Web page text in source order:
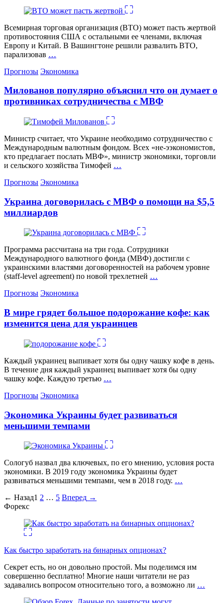
Всемирная торговая организация (ВТО) может пасть жертвой
противостояния США с остальными ее членами, включая
Европу и Китай. В Вашингтоне решили развалить ВТО,
парализовав …
Категории
Прогнозы Экономика
Милованов популярно объяснил что он думает о
противниках сотрудничества с МВФ
Министр считает, что Украине необходимо сотрудничество с
Международным валютным фондом. Всех «не-ээкономистов,
кто предлагает послать МВФ», министр экономики, торговли
и сельского хозяйства Тимофей …
Категории
Прогнозы Экономика
Украина договорилась с МВФ о помощи на $5,5
миллиардов
Программа рассчитана на три года. Сотрудники
Международного валютного фонда (МВФ) достигли с
украинскими властями договоренностей на рабочем уровне
(staff-level agreement) по новой трехлетней …
Категории
Прогнозы Экономика
В мире грядет большое подорожание кофе: как
изменится цена для украинцев
Каждый украинец выпивает хотя бы одну чашку кофе в день.
В течение дня каждый украинец выпивает хотя бы одну
чашку кофе. Каждую третью …
Категории
Прогнозы Экономика
Экономика Украины будет развиваться
меньшими темпами
Сологуб назвал два ключевых, по его мнению, условия роста
экономики. В 2019 году экономика Украины будет
развиваться меньшими темпами, чем в 2018 году. …
Пагинация
записей
← Назад1 2 … 5 Вперед →
Форекс
Как быстро заработать на бинарных опционах?
Секрет есть, но он довольно простой. Мы поделимся им
совершенно бесплатно! Многие наши читатели не раз
задавались вопросом относительно того, а возможно ли …